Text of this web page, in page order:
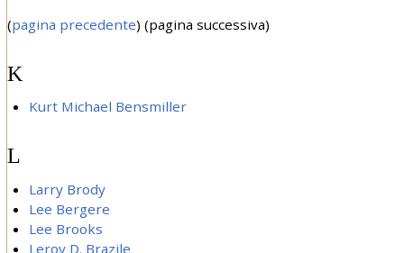
(pagina precedente) (pagina successiva)
K
Kurt Michael Bensmiller
L
Larry Brody
Lee Bergere
Lee Brooks
Leroy D. Brazile